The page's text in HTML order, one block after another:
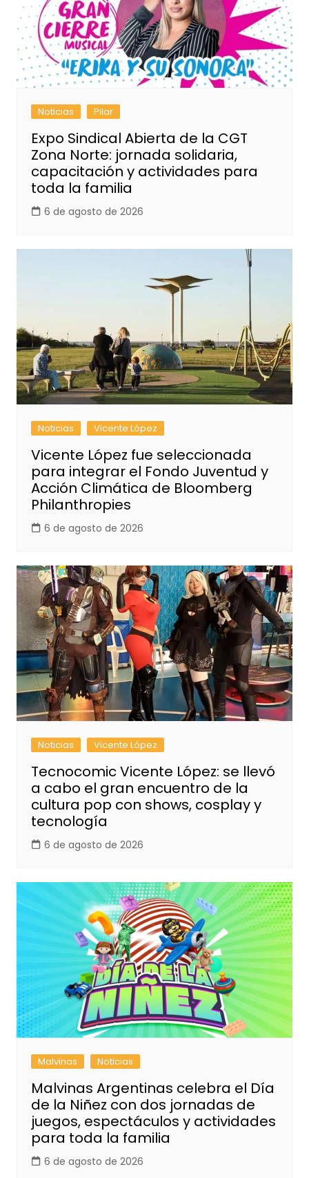
Noticias Pilar
Expo Sindical Abierta de la CGT
Zona Norte: jornada solidaria,
capacitación y actividades para
toda la familia
6 de agosto de 2026
Noticias Vicente López
Vicente López fue seleccionada
para integrar el Fondo Juventud y
Acción Climática de Bloomberg
Philanthropies
6 de agosto de 2026
Noticias Vicente López
Tecnocomic Vicente López: se llevó
a cabo el gran encuentro de la
cultura pop con shows, cosplay y
tecnología
6 de agosto de 2026
Malvinas Noticias
Malvinas Argentinas celebra el Día
de la Niñez con dos jornadas de
juegos, espectáculos y actividades
para toda la familia
6 de agosto de 2026